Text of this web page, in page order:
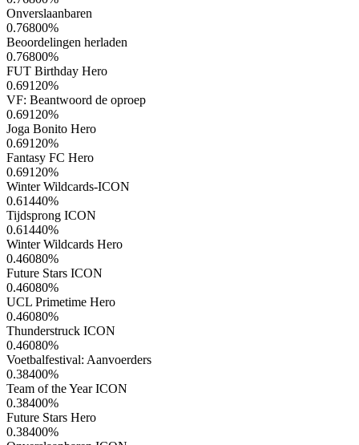
Onverslaanbaren
0.76800%
Beoordelingen herladen
0.76800%
FUT Birthday Hero
0.69120%
VF: Beantwoord de oproep
0.69120%
Joga Bonito Hero
0.69120%
Fantasy FC Hero
0.69120%
Winter Wildcards-ICON
0.61440%
Tijdsprong ICON
0.61440%
Winter Wildcards Hero
0.46080%
Future Stars ICON
0.46080%
UCL Primetime Hero
0.46080%
Thunderstruck ICON
0.46080%
Voetbalfestival: Aanvoerders
0.38400%
Team of the Year ICON
0.38400%
Future Stars Hero
0.38400%